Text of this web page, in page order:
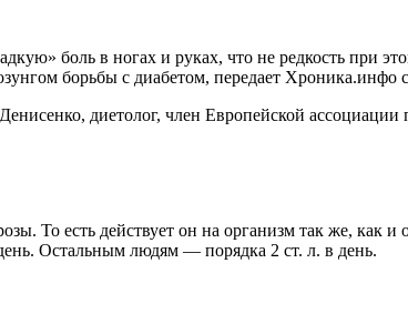
боль в ногах и руках, что не редкость при
борьбы с диабетом, передает Хроника.инфо
диетолог, член Европейской
То есть действует он на организм так же, как и
Остальным людям — порядка 2 ст. л. в день.